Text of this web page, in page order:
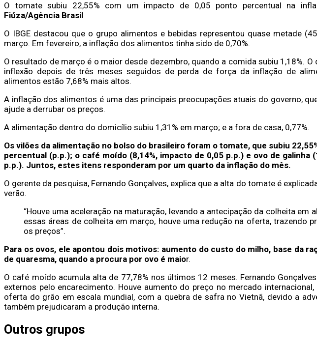
O tomate subiu 22,55% com um impacto de 0,05 ponto percentual na
Fiúza/Agência Brasil
O IBGE destacou que o grupo alimentos e bebidas representou quase metade
março. Em fevereiro, a inflação dos alimentos tinha sido de 0,70%.
O resultado de março é o maior desde dezembro, quando a comida subiu 1,18%.
inflexão depois de três meses seguidos de perda de força da inflação de
alimentos estão 7,68% mais altos.
A inflação dos alimentos é uma das principais preocupações atuais do governo,
ajude a derrubar os preços.
A alimentação dentro do domicílio subiu 1,31% em março; e a fora de casa, 0,77%.
Os vilões da alimentação no bolso do brasileiro foram o tomate, que subiu
percentual (p.p.); o café moído (8,14%, impacto de 0,05 p.p.) e ovo de galinha
p.p.). Juntos, estes itens responderam por um quarto da inflação do mês.
O gerente da pesquisa, Fernando Gonçalves, explica que a alta do tomate é
verão.
“Houve uma aceleração na maturação, levando a antecipação da colheita em
essas áreas de colheita em março, houve uma redução na oferta, trazendo
os preços”.
Para os ovos, ele apontou dois motivos: aumento do custo do milho, base da
de quaresma, quando a procura por ovo é maior.
O café moído acumula alta de 77,78% nos últimos 12 meses. Fernando
externos pelo encarecimento. Houve aumento do preço no mercado
oferta do grão em escala mundial, com a quebra de safra no Vietnã, devido a
também prejudicaram a produção interna.
Outros grupos